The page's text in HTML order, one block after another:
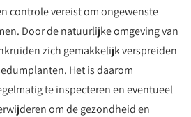
controle vereist om ongewenste
Door de natuurlijke omgeving van
zich gemakkelijk verspreiden
Het is daarom
te inspecteren en eventueel
om de gezondheid en